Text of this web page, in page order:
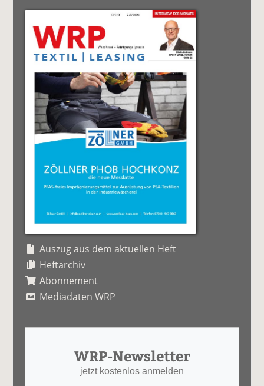
Auszug aus dem aktuellen Heft
Heftarchiv
Abonnement
Mediadaten WRP
WRP-Newsletter
jetzt kostenlos anmelden